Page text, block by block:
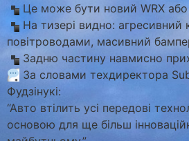
Це може бути новий WRX або
На тизері видно: агресивний
повітроводами, масивний
Задню частину навмисно
За словами техдиректора
Фудзінукі:
“Авто втілить усі передові
основою для ще більш